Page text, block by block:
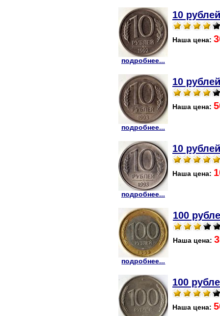
подробнее...
10
Наша цена:
подробнее...
10
Наша цена:
подробнее...
10
Наша цена:
подробнее...
100
Наша цена:
100
Наша цена: